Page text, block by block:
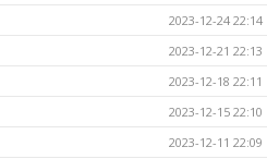
2023-12-24 22:14
2023-12-21 22:13
2023-12-18 22:11
2023-12-15 22:10
2023-12-11 22:09